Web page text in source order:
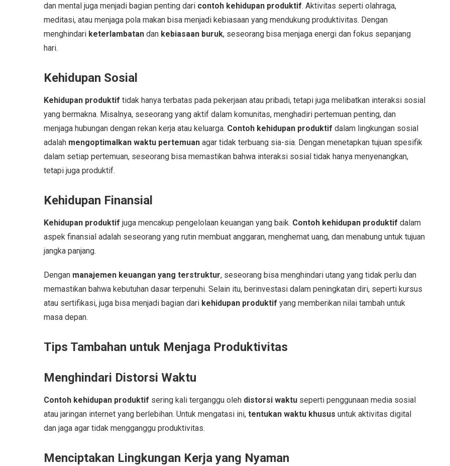
dan mental juga menjadi bagian penting dari contoh kehidupan produktif. Aktivitas seperti olahraga,
meditasi, atau menjaga pola makan bisa menjadi kebiasaan yang mendukung produktivitas. Dengan
menghindari keterlambatan dan kebiasaan buruk, seseorang bisa menjaga energi dan fokus sepanjang
hari.
Kehidupan Sosial
Kehidupan produktif tidak hanya terbatas pada pekerjaan atau pribadi, tetapi juga melibatkan interaksi sosial
yang bermakna. Misalnya, seseorang yang aktif dalam komunitas, menghadiri pertemuan penting, dan
menjaga hubungan dengan rekan kerja atau keluarga. Contoh kehidupan produktif dalam lingkungan sosial
adalah mengoptimalkan waktu pertemuan agar tidak terbuang sia-sia. Dengan menetapkan tujuan spesifik
dalam setiap pertemuan, seseorang bisa memastikan bahwa interaksi sosial tidak hanya menyenangkan,
tetapi juga produktif.
Kehidupan Finansial
Kehidupan produktif juga mencakup pengelolaan keuangan yang baik. Contoh kehidupan produktif dalam
aspek finansial adalah seseorang yang rutin membuat anggaran, menghemat uang, dan menabung untuk tujuan
jangka panjang.
Dengan manajemen keuangan yang terstruktur, seseorang bisa menghindari utang yang tidak perlu dan
memastikan bahwa kebutuhan dasar terpenuhi. Selain itu, berinvestasi dalam peningkatan diri, seperti kursus
atau sertifikasi, juga bisa menjadi bagian dari kehidupan produktif yang memberikan nilai tambah untuk
masa depan.
Tips Tambahan untuk Menjaga Produktivitas
Menghindari Distorsi Waktu
Contoh kehidupan produktif sering kali terganggu oleh distorsi waktu seperti penggunaan media sosial
atau jaringan internet yang berlebihan. Untuk mengatasi ini, tentukan waktu khusus untuk aktivitas digital
dan jaga agar tidak mengganggu produktivitas.
Menciptakan Lingkungan Kerja yang Nyaman